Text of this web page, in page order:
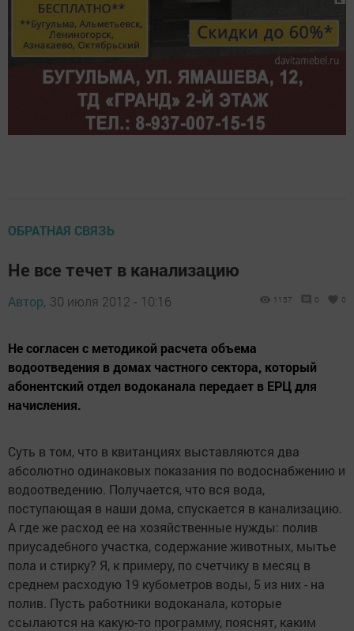
ОБРАТНАЯ СВЯЗЬ
Не все течет в канализацию
Автор, 30 июля 2012 - 10:16 1157 0 0
Не согласен с методикой расчета объема
водоотведения в домах частного сектора, который
абонентский отдел водоканала передает в ЕРЦ для
начисления.
Суть в том, что в квитанциях выставляются два
абсолютно одинаковых показания по водоснабжению и
водоотведению. Получается, что вся вода,
поступающая в наши дома, спускается в канализацию.
А где же расход ее на хозяйственные нужды: полив
приусадебного участка, содержание животных, мытье
пола и стирку? Я, к примеру, по счетчику в месяц в
среднем расходую 19 кубометров воды, 5 из них - на
полив. Пусть работники водоканала, которые
ссылаются на какую-то программу, пояснят, каким